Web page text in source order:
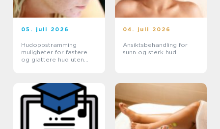
05. juli 2026
Hudoppstramming
muligheter for fastere
og glattere hud uten
04. juli 2026
Ansiktsbehandling for
sunn og sterk hud